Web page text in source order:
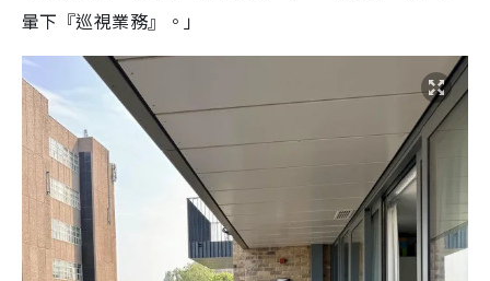
暈下『巡視業務』。」